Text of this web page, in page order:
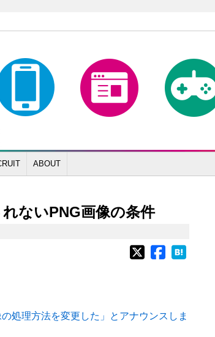
ABOUT
ないPNG画像の条件
処理方法を変更した」とアナウンスしま